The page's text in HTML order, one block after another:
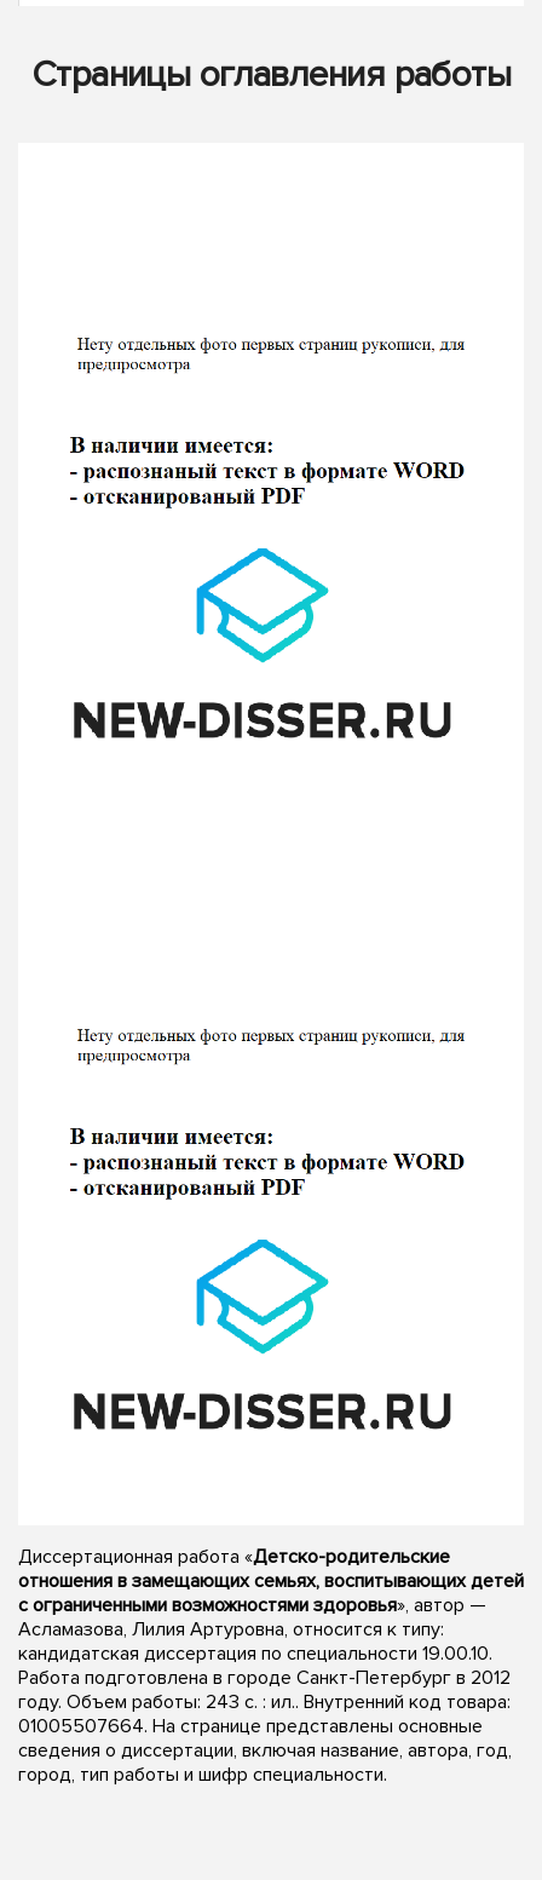
Страницы оглавления работы
Диссертационная работа «Детско-родительские
отношения в замещающих семьях, воспитывающих детей
с ограниченными возможностями здоровья», автор —
Асламазова, Лилия Артуровна, относится к типу:
кандидатская диссертация по специальности 19.00.10.
Работа подготовлена в городе Санкт-Петербург в 2012
году. Объем работы: 243 с. : ил.. Внутренний код товара:
01005507664. На странице представлены основные
сведения о диссертации, включая название, автора, год,
город, тип работы и шифр специальности.